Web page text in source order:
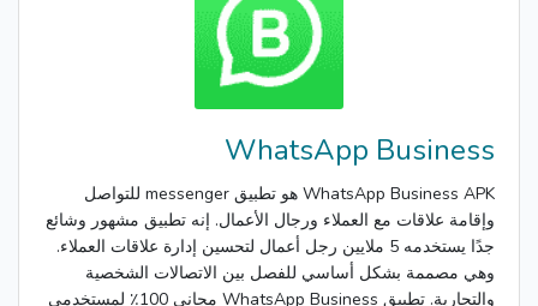
WhatsApp Business
WhatsApp Business APK هو تطبيق messenger للتواصل
وإقامة علاقات مع العملاء ورجال الأعمال. إنه تطبيق مشهور وشائع
جدًا يستخدمه 5 ملايين رجل أعمال لتحسين إدارة علاقات العملاء.
وهي مصممة بشكل أساسي للفصل بين الاتصالات الشخصية
والتجارية. تطبيق WhatsApp Business مجاني 100٪ لمستخدمي